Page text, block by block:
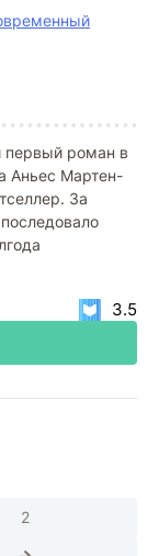
первый роман в
Аньес Мартен-
За
3.5
2